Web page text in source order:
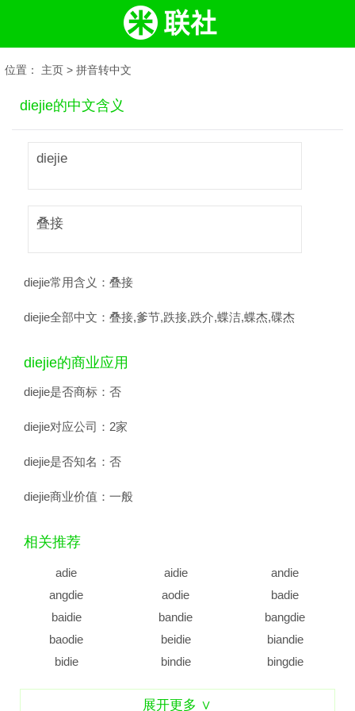
位置： 主页 > 拼音转中文
diejie的中文含义
diejie
叠接
diejie常用含义： 叠接
diejie全部中文： 叠接,爹节,跌接,跌介,蝶洁,蝶杰,碟杰
diejie的商业应用
diejie是否商标： 否
diejie对应公司： 2家
diejie是否知名： 否
diejie商业价值： 一般
相关推荐
adie aidie
andie
angdie
aodie
badie
baidie
bandie
bangdie
baodie
beidie
biandie
bidie
bindie
bingdie
cangdie
展开更多 ∨